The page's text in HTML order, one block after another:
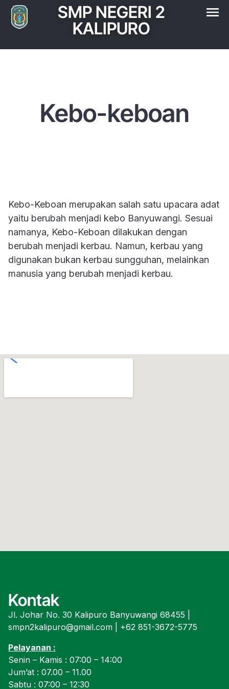
SMP NEGERI 2
KALIPURO
Kebo-keboan
Kebo-Keboan merupakan salah satu upacara adat
yaitu berubah menjadi kebo Banyuwangi. Sesuai
namanya, Kebo-Keboan dilakukan dengan
berubah menjadi kerbau. Namun, kerbau yang
digunakan bukan kerbau sungguhan, melainkan
manusia yang berubah menjadi kerbau.
Kontak
Jl. Johar No. 30 Kalipuro Banyuwangi 68455 |
smpn2kalipuro@gmail.com | +62 851-3672-5775
Pelayanan :
Senin – Kamis : 07:00 – 14:00
Jum’at : 07.00 – 11.00
Sabtu : 07:00 – 12:30